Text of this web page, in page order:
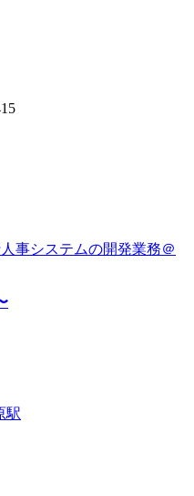
事システムの開発業務＠
駅